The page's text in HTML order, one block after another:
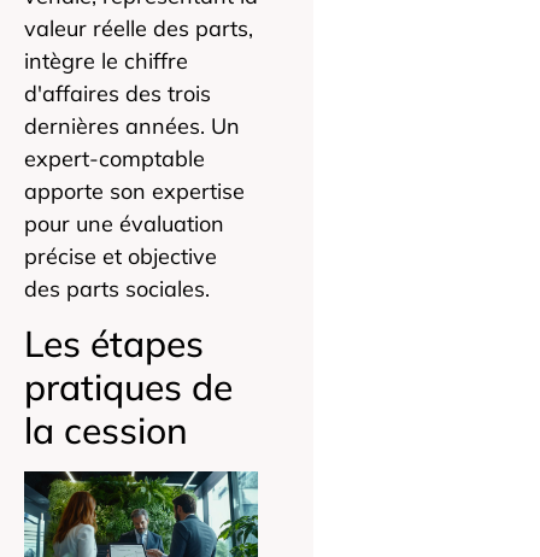
valeur réelle des parts,
intègre le chiffre
d'affaires des trois
dernières années. Un
expert-comptable
apporte son expertise
pour une évaluation
précise et objective
des parts sociales.
Les étapes
pratiques de
la cession